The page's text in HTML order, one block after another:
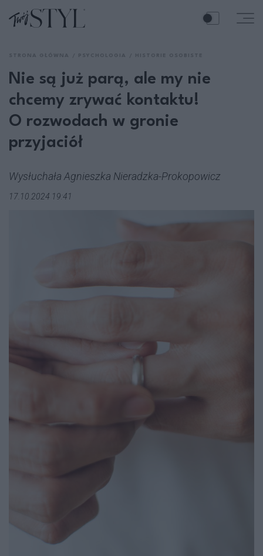
Nie są już parą, ale my nie
chcemy zrywać kontaktu!
O rozwodach w gronie
przyjaciół
Wysłuchała Agnieszka Nieradzka-Prokopowicz
17.10.2024 19:41